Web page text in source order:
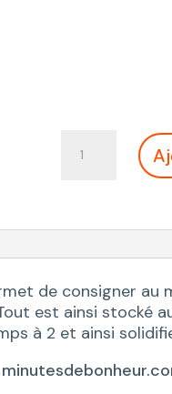
de
temps
2
de consigner au
est ainsi stocké
à 2 et ainsi